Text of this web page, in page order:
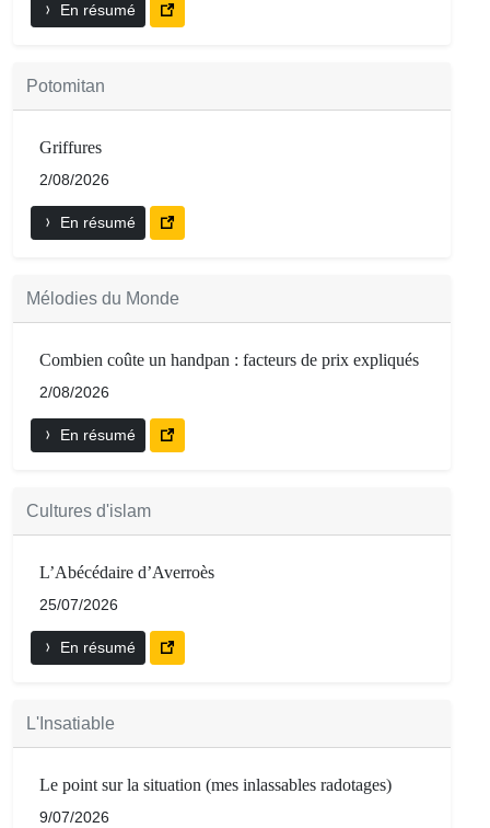
En résumé
Potomitan
Griffures
2/08/2026
En résumé
Mélodies du Monde
Combien coûte un handpan : facteurs de prix expliqués
2/08/2026
En résumé
Cultures d'islam
L’Abécédaire d’Averroès
25/07/2026
En résumé
L'Insatiable
Le point sur la situation (mes inlassables radotages)
9/07/2026